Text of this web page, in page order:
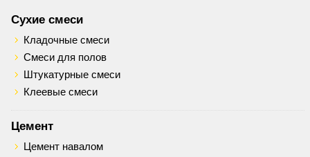
Сухие смеси
Кладочные смеси
Смеси для полов
Штукатурные смеси
Клеевые смеси
Цемент
Цемент навалом